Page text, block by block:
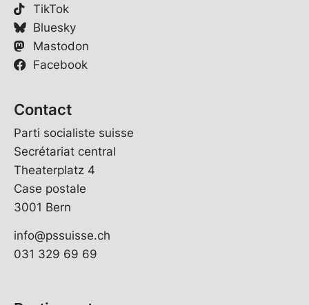
TikTok
Bluesky
Mastodon
Facebook
Contact
Parti socialiste suisse
Secrétariat central
Theaterplatz 4
Case postale
3001 Bern
info@pssuisse.ch
031 329 69 69